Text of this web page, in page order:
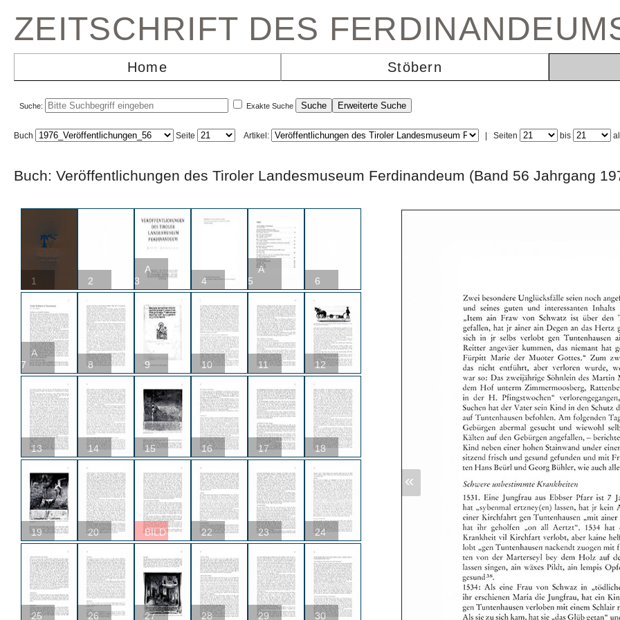
ZEITSCHRIFT DES
Home Stöbern
Suche: Exakte Suche
Buch Seite Artikel: Seiten bis
Buch: Veröffentlichungen des Tiroler Landesmuseum Ferdinandeum (Band 56
1 2
A
3
4
A
5
6
A
7
8 9 10 11 12
13 14 15 16 17 18
19 20 BILD 22 23 24
25 26 27 28 29 30
«